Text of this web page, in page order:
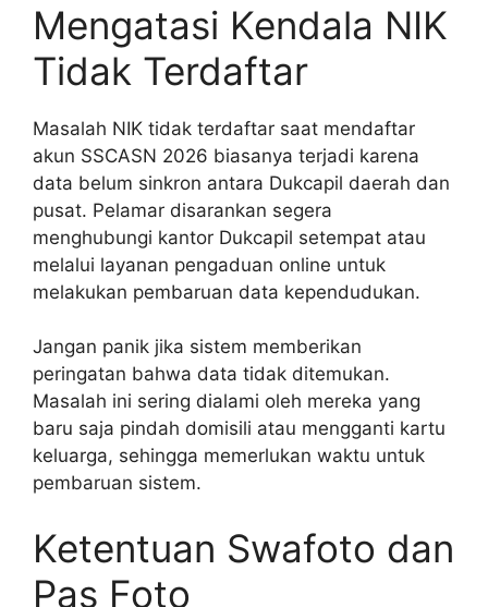
Mengatasi Kendala NIK
Tidak Terdaftar
Masalah NIK tidak terdaftar saat mendaftar
akun SSCASN 2026 biasanya terjadi karena
data belum sinkron antara Dukcapil daerah dan
pusat. Pelamar disarankan segera
menghubungi kantor Dukcapil setempat atau
melalui layanan pengaduan online untuk
melakukan pembaruan data kependudukan.
Jangan panik jika sistem memberikan
peringatan bahwa data tidak ditemukan.
Masalah ini sering dialami oleh mereka yang
baru saja pindah domisili atau mengganti kartu
keluarga, sehingga memerlukan waktu untuk
pembaruan sistem.
Ketentuan Swafoto dan
Pas Foto